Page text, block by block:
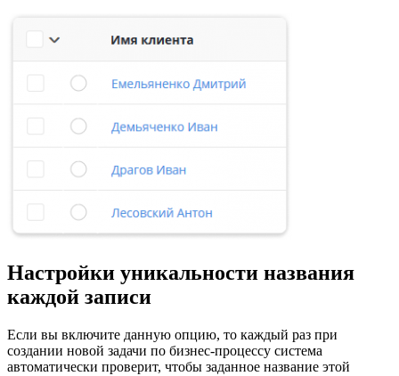
Настройки уникальности названия
каждой записи
Если вы включите данную опцию, то каждый раз при
создании новой задачи по бизнес-процессу система
автоматически проверит, чтобы заданное название этой